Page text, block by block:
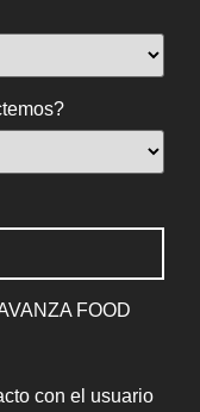
FOOD
con el usuario